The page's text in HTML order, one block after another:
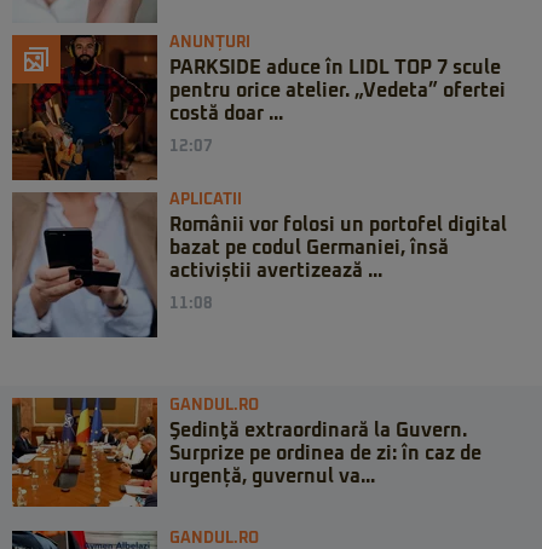
ANUNȚURI
PARKSIDE aduce în LIDL TOP 7 scule
pentru orice atelier. „Vedeta” ofertei
costă doar ...
12:07
APLICATII
Românii vor folosi un portofel digital
bazat pe codul Germaniei, însă
activiștii avertizează ...
11:08
GANDUL.RO
Şedinţă extraordinară la Guvern.
Surprize pe ordinea de zi: în caz de
urgență, guvernul va...
GANDUL.RO